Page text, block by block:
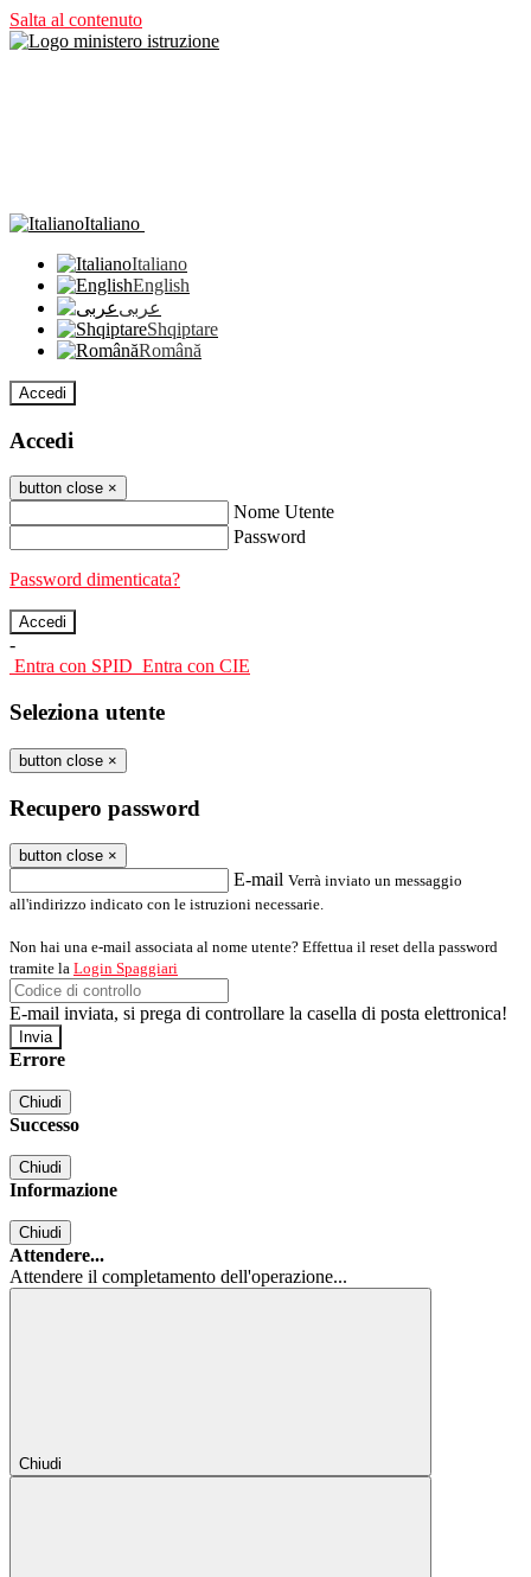
Salta al contenuto
Italiano
Italiano
English
عربى
Shqiptare
Română
Accedi
Accedi
button close ×
Nome Utente
Password
Password dimenticata?
-
Entra con SPID Entra con CIE
Seleziona utente
button close ×
Recupero password
button close ×
E-mail Verrà inviato un messaggio
all'indirizzo indicato con le istruzioni necessarie.
Non hai una e-mail associata al nome utente? Effettua il reset della password
tramite la Login Spaggiari
E-mail inviata, si prega di controllare la casella di posta elettronica!
Errore
Chiudi
Successo
Chiudi
Informazione
Chiudi
Attendere...
Attendere il completamento dell'operazione...
Chiudi